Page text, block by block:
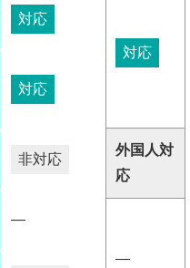
対応
対応
非対応
―
対応
外国人対
応
―